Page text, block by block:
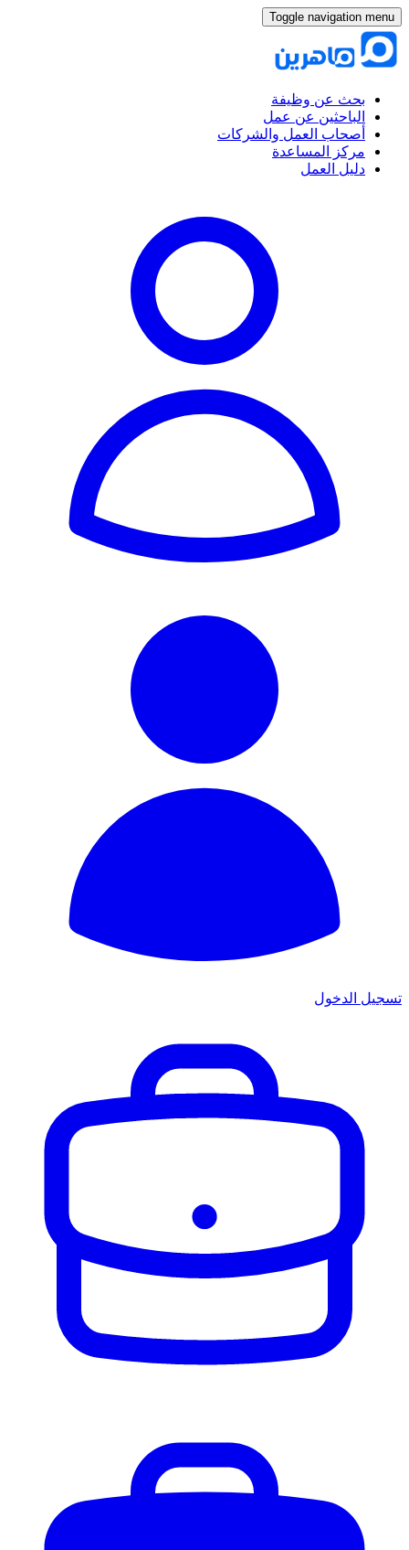
Toggle navigation menu
بحث عن وظيفة
الباحثين عن عمل
أصحاب العمل والشركات
مركز المساعدة
دليل العمل
تسجيل الدخول